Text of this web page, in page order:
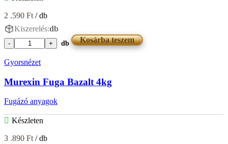
2 .590 Ft / db
Kiszerelés:db
Murexin
Bahama
mennyiség
db Kosárba teszem
Gyorsnézet
Murexin Fuga Bazalt 4kg
Fugázó anyagok
Készleten
3 .890 Ft/ db